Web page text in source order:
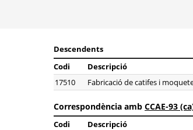
Descendents
Codi
Descripció
17510
Fabricació de catifes i
Correspondència amb CCAE-93
Codi
Descripció